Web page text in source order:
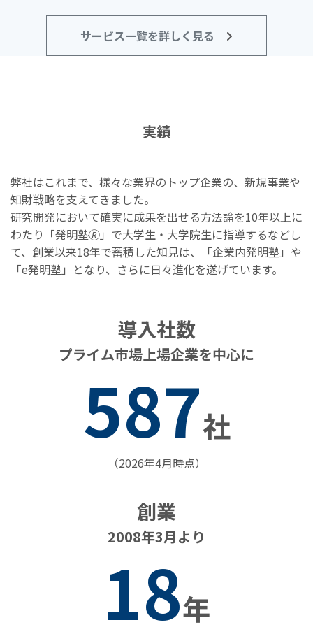
サービス一覧を詳しく見る
実績
弊社はこれまで、様々な業界のトップ企業の、新規事業や
知財戦略を支えてきました。
研究開発において確実に成果を出せる方法論を10年以上に
わたり「発明塾🄬」で大学生・大学院生に指導するなどし
て、創業以来18年で蓄積した知見は、「企業内発明塾」や
「e発明塾」となり、さらに日々進化を遂げています。
導入社数
プライム市場上場企業を中心に
587社
（2026年4月時点）
創業
2008年3月より
18年